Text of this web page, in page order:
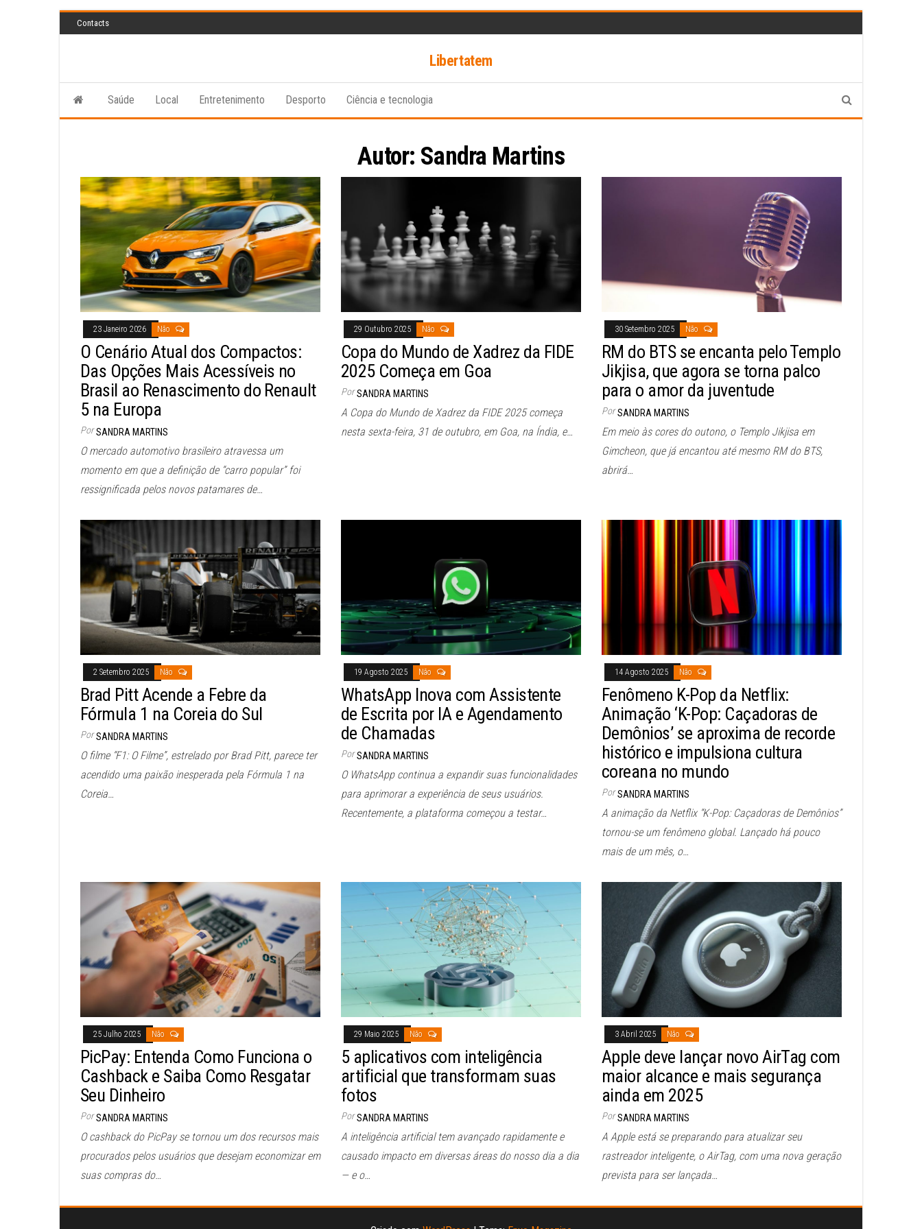
Skip
to
Contacts
Libertatem
Saúde Local Entretenimento Desporto Ciência e tecnologia
Autor: Sandra Martins
23 Janeiro 2026 Não
O Cenário Atual dos Compactos:
Das Opções Mais Acessíveis no
Brasil ao Renascimento do Renault
5 na Europa
Por SANDRA MARTINS
O mercado automotivo brasileiro atravessa um
momento em que a definição de “carro popular” foi
ressignificada pelos novos patamares de…
29 Outubro 2025 Não
Copa do Mundo de Xadrez da FIDE
2025 Começa em Goa
Por SANDRA MARTINS
A Copa do Mundo de Xadrez da FIDE 2025 começa
nesta sexta-feira, 31 de outubro, em Goa, na Índia, e…
30 Setembro 2025 Não
RM do BTS se encanta pelo Templo
Jikjisa, que agora se torna palco
para o amor da juventude
Por SANDRA MARTINS
Em meio às cores do outono, o Templo Jikjisa em
Gimcheon, que já encantou até mesmo RM do BTS,
abrirá…
2 Setembro 2025 Não
Brad Pitt Acende a Febre da
Fórmula 1 na Coreia do Sul
Por SANDRA MARTINS
O filme “F1: O Filme”, estrelado por Brad Pitt, parece ter
acendido uma paixão inesperada pela Fórmula 1 na
Coreia…
19 Agosto 2025 Não
WhatsApp Inova com Assistente
de Escrita por IA e Agendamento
de Chamadas
Por SANDRA MARTINS
O WhatsApp continua a expandir suas funcionalidades
para aprimorar a experiência de seus usuários.
Recentemente, a plataforma começou a testar…
14 Agosto 2025 Não
Fenômeno K-Pop da Netflix:
Animação ‘K-Pop: Caçadoras de
Demônios’ se aproxima de recorde
histórico e impulsiona cultura
coreana no mundo
Por SANDRA MARTINS
A animação da Netflix “K-Pop: Caçadoras de Demônios”
tornou-se um fenômeno global. Lançado há pouco
mais de um mês, o…
25 Julho 2025 Não
PicPay: Entenda Como Funciona o
Cashback e Saiba Como Resgatar
Seu Dinheiro
Por SANDRA MARTINS
O cashback do PicPay se tornou um dos recursos mais
procurados pelos usuários que desejam economizar em
suas compras do…
29 Maio 2025 Não
5 aplicativos com inteligência
artificial que transformam suas
fotos
Por SANDRA MARTINS
A inteligência artificial tem avançado rapidamente e
causado impacto em diversas áreas do nosso dia a dia
— e o…
3 Abril 2025 Não
Apple deve lançar novo AirTag com
maior alcance e mais segurança
ainda em 2025
Por SANDRA MARTINS
A Apple está se preparando para atualizar seu
rastreador inteligente, o AirTag, com uma nova geração
prevista para ser lançada…